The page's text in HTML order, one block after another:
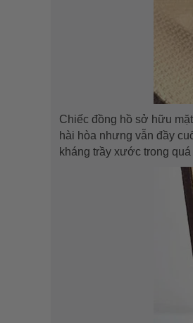
Chiếc đồng hồ sở hữu
hài hòa nhưng vẫn đầy
kháng trầy xước trong